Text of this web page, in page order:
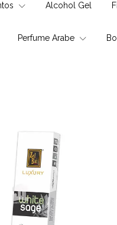
Alcohol Gel
Perfume Arabe